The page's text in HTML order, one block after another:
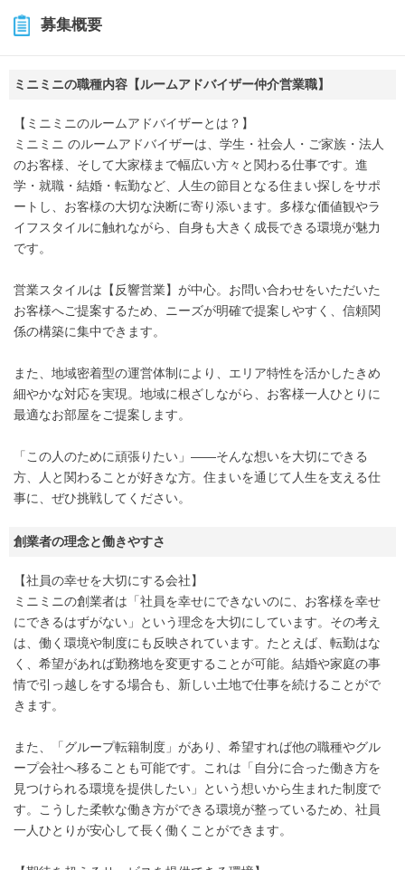
募集概要
ミニミニの職種内容【ルームアドバイザー仲介営業職】
【ミニミニのルームアドバイザーとは？】
ミニミニ のルームアドバイザーは、学生・社会人・ご家族・法人
のお客様、そして大家様まで幅広い方々と関わる仕事です。進
学・就職・結婚・転勤など、人生の節目となる住まい探しをサポ
ートし、お客様の大切な決断に寄り添います。多様な価値観やラ
イフスタイルに触れながら、自身も大きく成長できる環境が魅力
です。
営業スタイルは【反響営業】が中心。お問い合わせをいただいた
お客様へご提案するため、ニーズが明確で提案しやすく、信頼関
係の構築に集中できます。
また、地域密着型の運営体制により、エリア特性を活かしたきめ
細やかな対応を実現。地域に根ざしながら、お客様一人ひとりに
最適なお部屋をご提案します。
「この人のために頑張りたい」――そんな想いを大切にできる
方、人と関わることが好きな方。住まいを通じて人生を支える仕
事に、ぜひ挑戦してください。
創業者の理念と働きやすさ
【社員の幸せを大切にする会社】
ミニミニの創業者は「社員を幸せにできないのに、お客様を幸せ
にできるはずがない」という理念を大切にしています。その考え
は、働く環境や制度にも反映されています。たとえば、転勤はな
く、希望があれば勤務地を変更することが可能。結婚や家庭の事
情で引っ越しをする場合も、新しい土地で仕事を続けることがで
きます。
また、「グループ転籍制度」があり、希望すれば他の職種やグル
ープ会社へ移ることも可能です。これは「自分に合った働き方を
見つけられる環境を提供したい」という想いから生まれた制度で
す。こうした柔軟な働き方ができる環境が整っているため、社員
一人ひとりが安心して長く働くことができます。